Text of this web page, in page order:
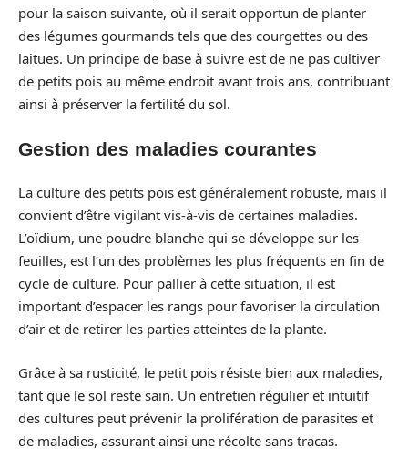
pour la saison suivante, où il serait opportun de planter
des légumes gourmands tels que des courgettes ou des
laitues. Un principe de base à suivre est de ne pas cultiver
de petits pois au même endroit avant trois ans, contribuant
ainsi à préserver la fertilité du sol.
Gestion des maladies courantes
La culture des petits pois est généralement robuste, mais il
convient d’être vigilant vis-à-vis de certaines maladies.
L’oïdium, une poudre blanche qui se développe sur les
feuilles, est l’un des problèmes les plus fréquents en fin de
cycle de culture. Pour pallier à cette situation, il est
important d’espacer les rangs pour favoriser la circulation
d’air et de retirer les parties atteintes de la plante.
Grâce à sa rusticité, le petit pois résiste bien aux maladies,
tant que le sol reste sain. Un entretien régulier et intuitif
des cultures peut prévenir la prolifération de parasites et
de maladies, assurant ainsi une récolte sans tracas.